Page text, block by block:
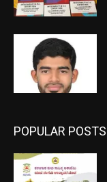
POPULAR POSTS